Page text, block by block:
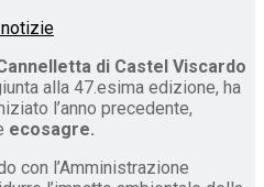
di Castel Viscardo
alla 47.esima edizione, ha
l’anno precedente,
ecosagre.
con l’Amministrazione